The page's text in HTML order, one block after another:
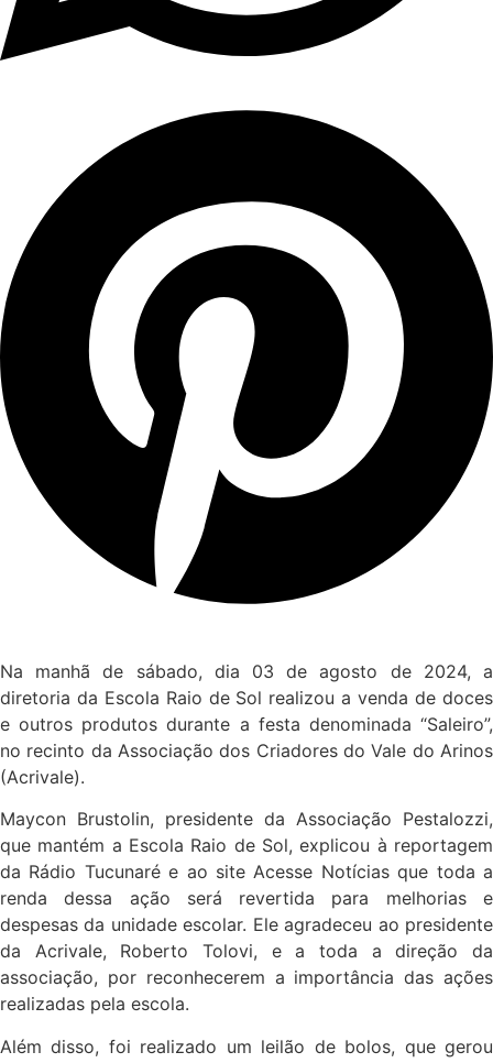
Na manhã de sábado, dia 03 de agosto de 2024, a
diretoria da Escola Raio de Sol realizou a venda de doces
e outros produtos durante a festa denominada “Saleiro”,
no recinto da Associação dos Criadores do Vale do Arinos
(Acrivale).
Maycon Brustolin, presidente da Associação Pestalozzi,
que mantém a Escola Raio de Sol, explicou à reportagem
da Rádio Tucunaré e ao site Acesse Notícias que toda a
renda dessa ação será revertida para melhorias e
despesas da unidade escolar. Ele agradeceu ao presidente
da Acrivale, Roberto Tolovi, e a toda a direção da
associação, por reconhecerem a importância das ações
realizadas pela escola.
Além disso, foi realizado um leilão de bolos, que gerou